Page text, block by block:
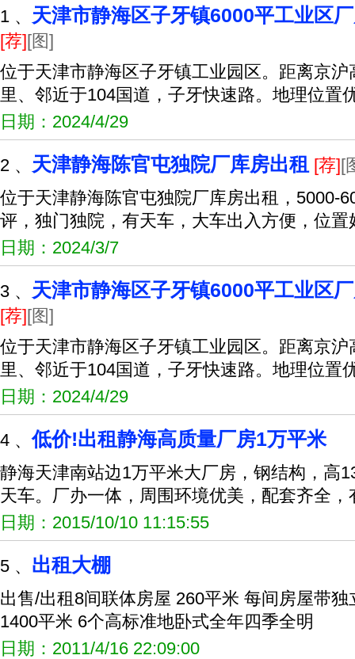
1 、 天津市静海区子牙镇6000平工业区
[荐][图]
位于天津市静海区子牙镇工业园区。距离京
里、邻近于104国道，子牙快速路。地理位置
日期：2024/4/29
2 、 天津静海陈官屯独院厂库房出租 [荐][
位于天津静海陈官屯独院厂库房出租，5000-
评，独门独院，有天车，大车出入方便，位置
日期：2024/3/7
3 、 天津市静海区子牙镇6000平工业区
[荐][图]
位于天津市静海区子牙镇工业园区。距离京
里、邻近于104国道，子牙快速路。地理位置
日期：2024/4/29
4 、低价!出租静海高质量厂房1万平米
静海天津南站边1万平米大厂房，钢结构，高
天车。厂办一体，周围环境优美，配套齐全
日期：2015/10/10 11:15:55
5 、 出租大棚
出售/出租8间联体房屋 260平米 每间房屋带
1400平米 6个高标准地卧式全年四季全明
日期：2011/4/16 22:09:00